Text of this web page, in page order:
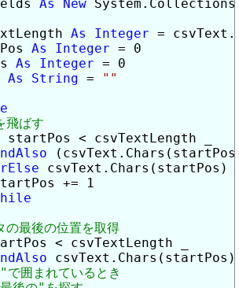
As New
As Integer =
As Integer = 0
As Integer = 0
As String =
""
startPos < csvTextLength _
csvText.Chars(startPos)
+= 1
< csvTextLength _